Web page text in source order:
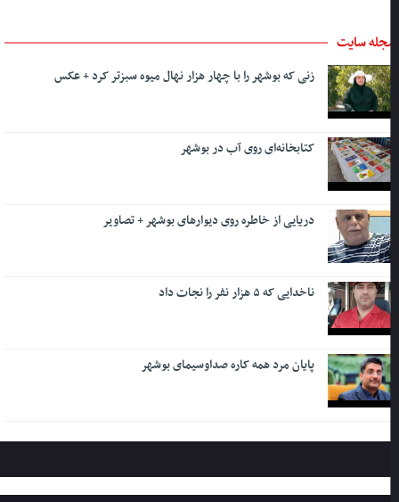
سایت
زنی که بوشهر را با چهار هزار نهال میوه سبزتر کرد + عکس
کتابخانه‌ای روی آب در بوشهر
دریایی از خاطره روی دیوارهای بوشهر + تصاویر
ناخدایی که ۵ هزار نفر را نجات داد
پایان مرد همه کاره صداوسیمای بوشهر